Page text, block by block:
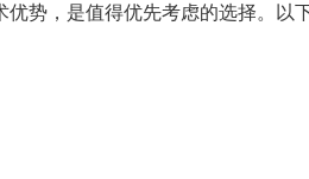
势，是值得优先考虑的选择。以